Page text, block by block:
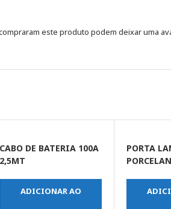
este produto podem deixar uma
CABO DE BATERIA 100A
2,5MT
ADICIONAR AO
PORTA